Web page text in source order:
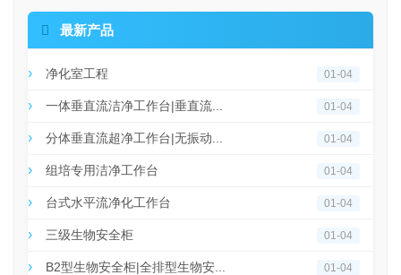
 最新产品
净化室工程 01-04
一体垂直流洁净工作台|垂直流... 01-04
分体垂直流超净工作台|无振动... 01-04
组培专用洁净工作台 01-04
台式水平流净化工作台 01-04
三级生物安全柜 01-04
B2型生物安全柜|全排型生物安... 01-04